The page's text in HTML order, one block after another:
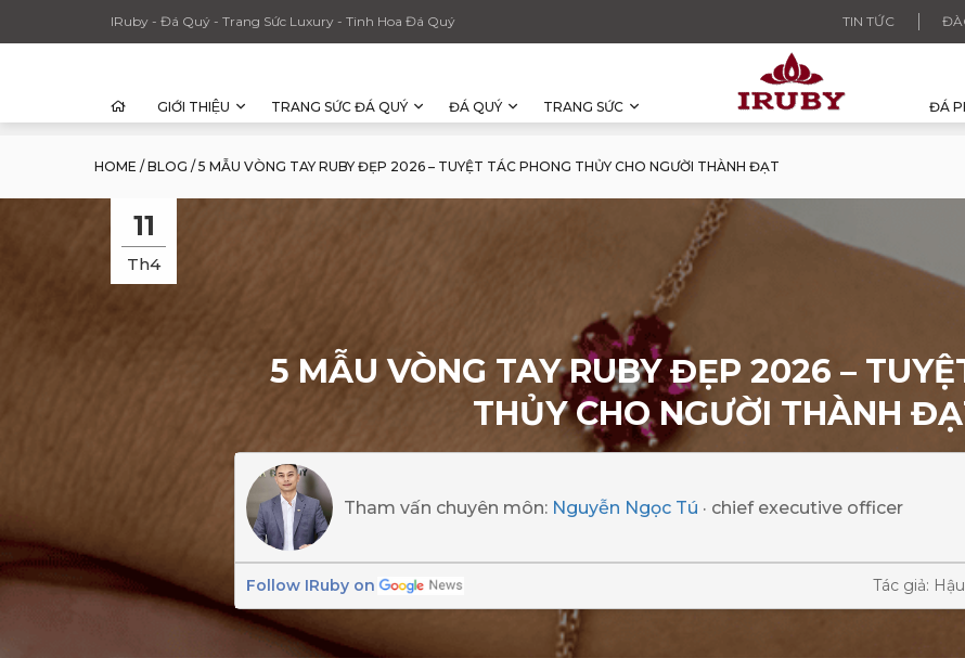
IRuby - Đá Quý - Trang Sức Luxury - Tinh Hoa Đá Quý TIN TỨC
GIỚI THIỆU TRANG SỨC ĐÁ QUÝ ĐÁ QUÝ TRANG SỨC ĐÁ
HOME / BLOG / 5 MẪU VÒNG TAY RUBY ĐẸP 2026 – TUYỆT TÁC PHONG THỦY CHO NGƯỜI THÀNH ĐẠT
11
Th4
5 MẪU VÒNG TAY RUBY ĐẸP 2026 –
THỦY CHO NGƯỜI THÀNH
Tham vấn chuyên môn: Nguyễn Ngọc Tú · chief executive officer
Follow IRuby on Tác giả: